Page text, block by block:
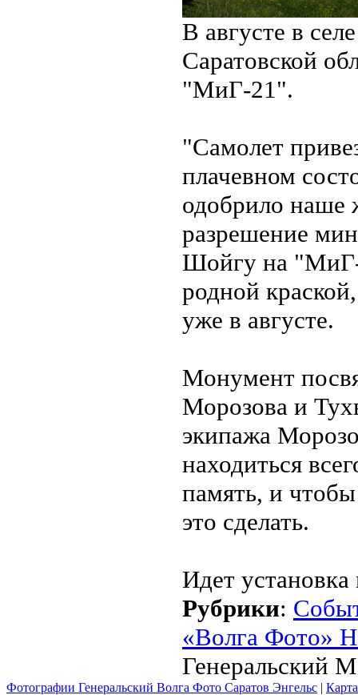
В августе в
Саратовской
"МиГ-21".
"Самолет
плачевном
одобрило наше
разрешение
Шойгу на "МиГ-
родной
уже в августе.
Монумент
Морозова и
экипажа
находиться
память, и
это сделать.
Идет
Рубрики:
«Волга Фото»
Генеральский
Фотографии Генеральский Волга Фото Саратов Энгельс |